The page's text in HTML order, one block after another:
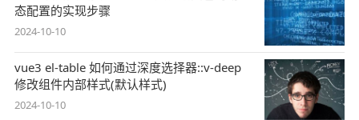
态配置的实现步骤
2024-10-10
vue3 el-table 如何通过深度选择器::v-deep
修改组件内部样式(默认样式)
2024-10-10